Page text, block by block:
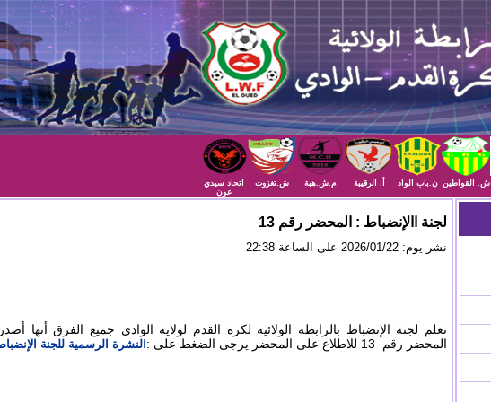
ش. القواطين ن.باب الواد أ. الرقيبة م.ش.هبة ش.تغزوت
اتحاد سيدي
عون
لجنة االإنضباط : المحضر رقم 13
نشر يوم: 2026/01/22 على الساعة 22:38
تعلم لجنة الإنضباط بالرابطة الولائية لكرة القدم لولاية الوادي جميع الفرق أنها
المحضر رقم 13 للاطلاع على المحضر يرجى الضغط على :
النشرة الرسمية للجنة